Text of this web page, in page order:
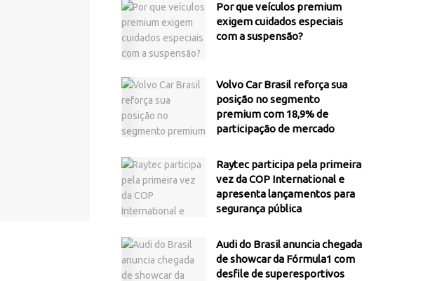
Por que veículos premium
exigem cuidados especiais
com a suspensão?
Volvo Car Brasil reforça sua
posição no segmento
premium com 18,9% de
participação de mercado
Raytec participa pela primeira
vez da COP International e
apresenta lançamentos para
segurança pública
Audi do Brasil anuncia chegada
de showcar da Fórmula1 com
desfile de superesportivos